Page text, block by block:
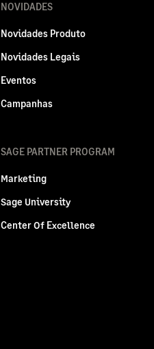
NOVIDADES
Novidades Produto
Novidades Legais
Eventos
Campanhas
SAGE PARTNER PROGRAM
Marketing
Sage University
Center Of Excellence